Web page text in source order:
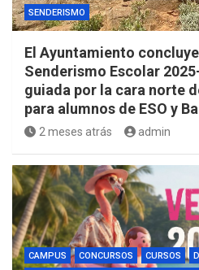
SENDERISMO
El Ayuntamiento
Senderismo Escolar
guiada por la cara norte
para alumnos de ESO y
2 meses atrás admin
CAMPUS CONCURSOS CURSOS